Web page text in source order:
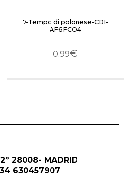
7-Tempo di polonese-CDI-
AF6FCO4
0.99€
28008- MADRID
630457907